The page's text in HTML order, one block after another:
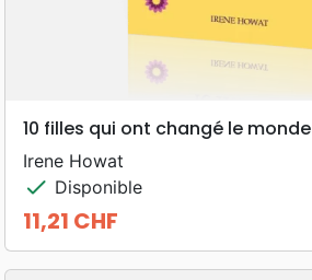
10 filles qui ont changé le monde
Irene Howat
check Disponible
Prix
11,21 CHF